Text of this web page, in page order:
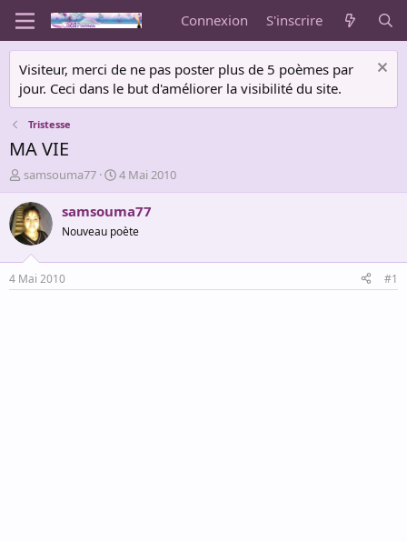
Connexion S'inscrire
Visiteur, merci de ne pas poster plus de 5 poèmes par
jour. Ceci dans le but d'améliorer la visibilité du site.
Tristesse
MA VIE
A
u
t
e
u
r
d
e
samsouma77
D
a
t
d
é
4 Mai 2010
samsouma77
Nouveau poète
4 Mai 2010 #1